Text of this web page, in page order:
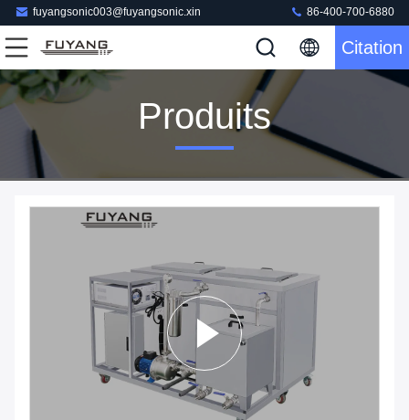
fuyangsonic003@fuyangsonic.xin 86-400-700-6880
Citation
Produits